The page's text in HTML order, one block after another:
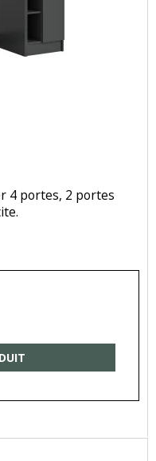
4 portes, 2 portes